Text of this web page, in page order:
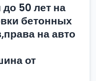
50 лет на
бетонных
на авто
от